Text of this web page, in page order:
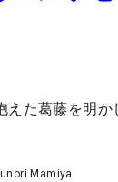
た葛藤を明か
Mamiya